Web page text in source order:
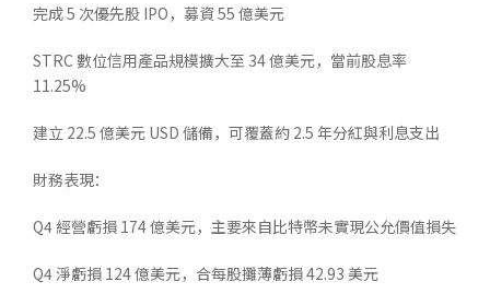
完成 5 次優先股 IPO，募資 55 億美元
STRC 數位信用產品規模擴大至 34 億美元，當前股息率
11.25%
建立 22.5 億美元 USD 儲備，可覆蓋約 2.5 年分紅與利息支出
財務表現：
Q4 經營虧損 174 億美元，主要來自比特幣未實現公允價值損失
Q4 淨虧損 124 億美元，合每股攤薄虧損 42.93 美元